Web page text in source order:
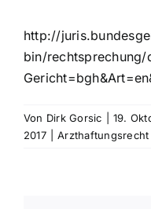
http://
bin/rechtsprechung/
Von Dirk Gorsic
19.
2017
Arzthaftungsrecht